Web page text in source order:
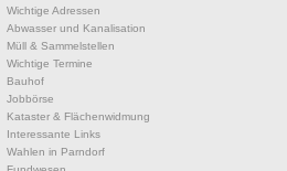
Wichtige Adressen
Abwasser und Kanalisation
Müll & Sammelstellen
Wichtige Termine
Bauhof
Jobbörse
Kataster & Flächenwidmung
Interessante Links
Wahlen in Parndorf